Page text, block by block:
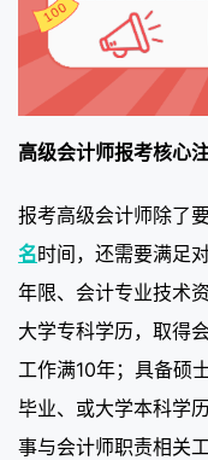
高级会计师报考核心
报考高级会计师除了
名时间，还需要满足
年限、会计专业技术
大学专科学历，取得
工作满10年；具备硕
毕业、或大学本科学
事与会计师职责相关